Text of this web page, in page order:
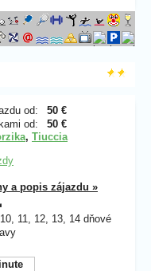
od:
50 €
od:
50 €
, Tiuccia
a popis zájazdu »
11, 12, 13, 14 dňové